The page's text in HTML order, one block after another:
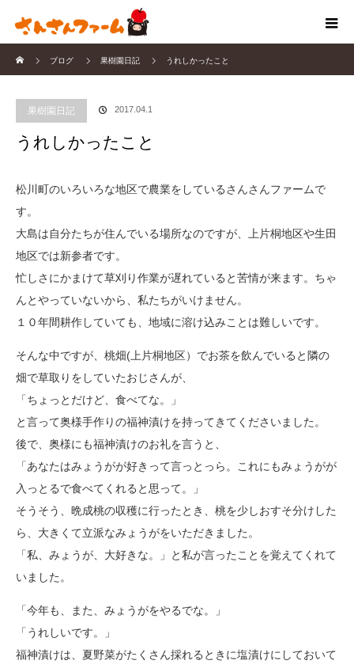
ブログ
果樹園日記 うれしかったこと
果樹園日記 2017.04.1
うれしかったこと
松川町のいろいろな地区で農業をしているさんさんファームで
す。
大島は自分たちが住んでいる場所なのですが、上片桐地区や生田
地区では新参者です。
忙しさにかまけて草刈り作業が遅れていると苦情が来ます。ちゃ
んとやっていないから、私たちがいけません。
１０年間耕作していても、地域に溶け込みことは難しいです。
そんな中ですが、桃畑(上片桐地区）でお茶を飲んでいると隣の
畑で草取りをしていたおじさんが、
「ちょっとだけど、食べてな。」
と言って奥様手作りの福神漬けを持ってきてくださいました。
後で、奥様にも福神漬けのお礼を言うと、
「あなたはみょうがが好きって言っとっら。これにもみょうがが
入っとるで食べてくれると思って。」
そうそう、晩成桃の収穫に行ったとき、桃を少しおすそ分けした
ら、大きくて立派なみょうがをいただきました。
「私、みょうが、大好きな。」と私が言ったことを覚えてくれて
いました。
「今年も、また、みょうがをやるでな。」
「うれしいです。」
福神漬けは、夏野菜がたくさん採れるときに塩漬けにしておいて